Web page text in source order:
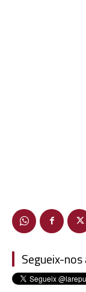
Segueix-